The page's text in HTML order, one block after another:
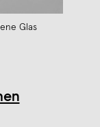
Glas